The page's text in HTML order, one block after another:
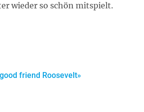
wieder so schön mitspielt.
friend Roosevelt»